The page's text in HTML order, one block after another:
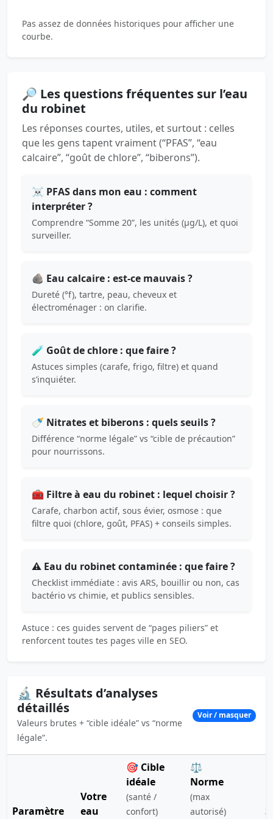
Pas assez de données historiques pour afficher une
courbe.
🔎 Les questions fréquentes sur l’eau
du robinet
Les réponses courtes, utiles, et surtout : celles
que les gens tapent vraiment (“PFAS”, “eau
calcaire”, “goût de chlore”, “biberons”).
☠️ PFAS dans mon eau : comment
interpréter ?
Comprendre “Somme 20”, les unités (µg/L), et quoi
surveiller.
🪨 Eau calcaire : est-ce mauvais ?
Dureté (°f), tartre, peau, cheveux et
électroménager : on clarifie.
🧪 Goût de chlore : que faire ?
Astuces simples (carafe, frigo, filtre) et quand
s’inquiéter.
🍼 Nitrates et biberons : quels seuils ?
Différence “norme légale” vs “cible de précaution”
pour nourrissons.
🧰 Filtre à eau du robinet : lequel choisir ?
Carafe, charbon actif, sous évier, osmose : que
filtre quoi (chlore, goût, PFAS) + conseils simples.
⚠️ Eau du robinet contaminée : que faire ?
Checklist immédiate : avis ARS, bouillir ou non, cas
bactério vs chimie, et publics sensibles.
Astuce : ces guides servent de “pages piliers” et
renforcent toutes tes pages ville en SEO.
🔬 Résultats d’analyses
détaillés
Valeurs brutes + “cible idéale” vs “norme
légale”.
Voir / masquer
Paramètre
Votre
eau
🎯 Cible
idéale
(santé /
confort)
⚖️
Norme
(max
autorisé)